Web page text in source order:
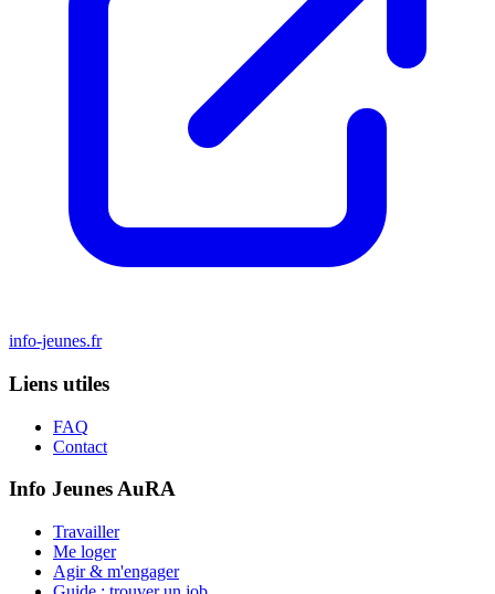
info-jeunes.fr
Liens utiles
FAQ
Contact
Info Jeunes AuRA
Travailler
Me loger
Agir & m'engager